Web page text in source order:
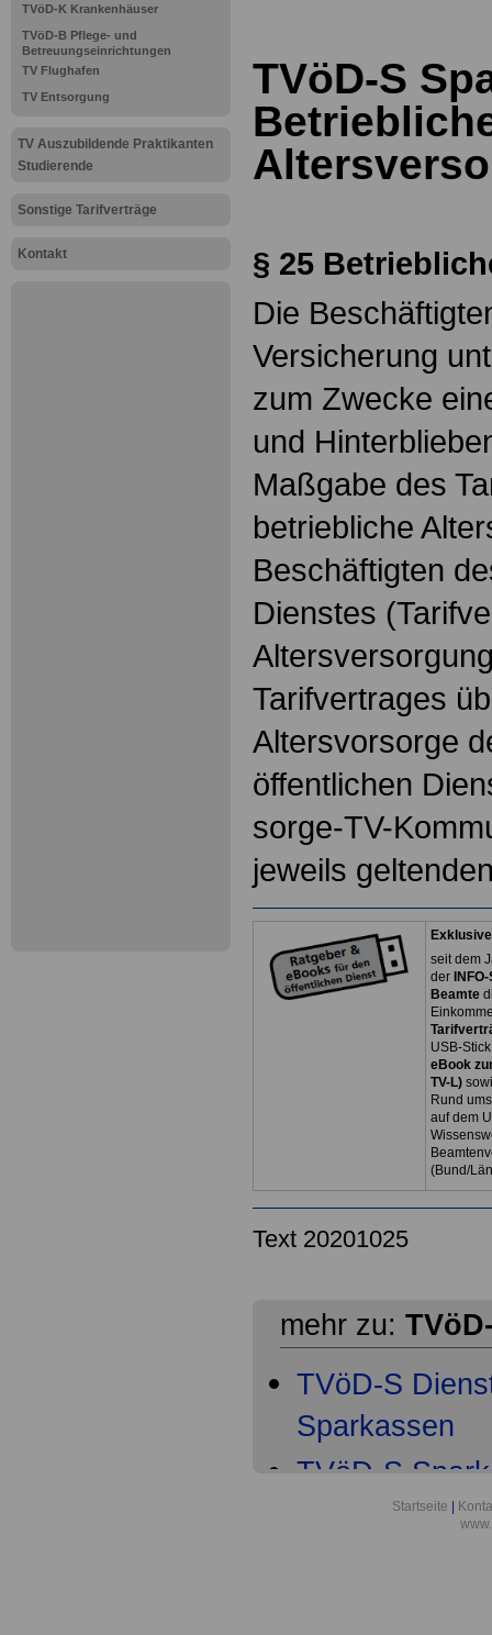
TVöD-K Krankenhäuser
TVöD-B Pflege- und
Betreuungseinrichtungen
TV Flughafen
TV Entsorgung
TV Auszubildende Praktikanten
Studierende
Sonstige Tarifverträge
Kontakt
TVöD-S
§ 25
Die
Versicherung
zum Zwecke
und
Maßgabe des
betriebliche
Beschäftigten
Dienstes
Tarifvertrages
Altersvorsorge
öffentlichen
sorge-TV-
jeweils
seit dem
der
Beamte
USB-
eBook
TV-L)
Rund
auf dem
(Bund/
Text 20201025
mehr zu:
TVöD-S
Sparkassen
TVöD-S
Startseite